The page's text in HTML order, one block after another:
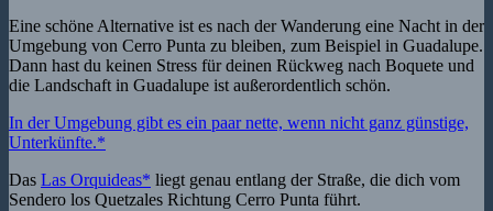
Eine schöne Alternative ist es nach der Wanderung eine Nacht in der
Umgebung von Cerro Punta zu bleiben, zum Beispiel in Guadalupe.
Dann hast du keinen Stress für deinen Rückweg nach Boquete und
die Landschaft in Guadalupe ist außerordentlich schön.
In der Umgebung gibt es ein paar nette, wenn nicht ganz günstige,
Unterkünfte.*
Das Las Orquideas* liegt genau entlang der Straße, die dich vom
Sendero los Quetzales Richtung Cerro Punta führt.